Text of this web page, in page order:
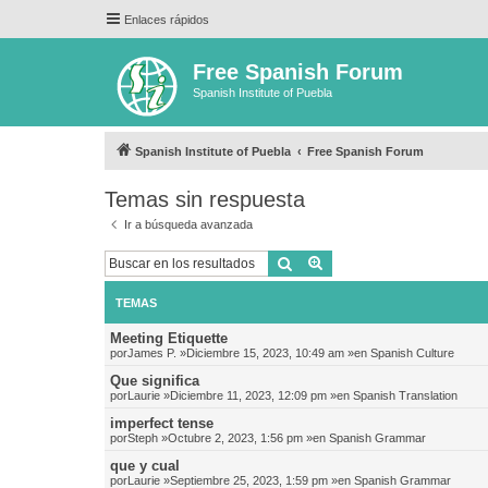
Enlaces rápidos
Free Spanish Forum
Spanish Institute of Puebla
Spanish Institute of Puebla Free Spanish Forum
Temas sin respuesta
Ir a búsqueda avanzada
Buscar
TEMAS
Meeting Etiquette
porJames P. »Diciembre 15, 2023, 10:49 am »en Spanish Culture
Que significa
porLaurie »Diciembre 11, 2023, 12:09 pm »en Spanish Translation
imperfect tense
porSteph »Octubre 2, 2023, 1:56 pm »en Spanish Grammar
que y cual
porLaurie »Septiembre 25, 2023, 1:59 pm »en Spanish Grammar